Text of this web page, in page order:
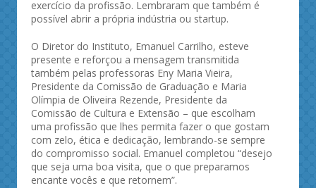
exercício da profissão. Lembraram que também é
possível abrir a própria indústria ou startup.
O Diretor do Instituto, Emanuel Carrilho, esteve
presente e reforçou a mensagem transmitida
também pelas professoras Eny Maria Vieira,
Presidente da Comissão de Graduação e Maria
Olímpia de Oliveira Rezende, Presidente da
Comissão de Cultura e Extensão – que escolham
uma profissão que lhes permita fazer o que gostam
com zelo, ética e dedicação, lembrando-se sempre
do compromisso social. Emanuel completou “desejo
que seja uma boa visita, que o que preparamos
encante vocês e que retornem”.